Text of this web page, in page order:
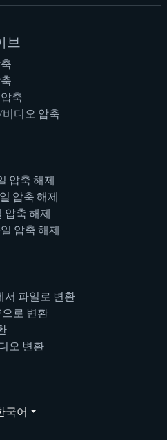
브
축
디오 압축
압축 해제
압축 해제
압축 해제
압축 해제
서 파일로 변환
로 변환
오 변환
국어